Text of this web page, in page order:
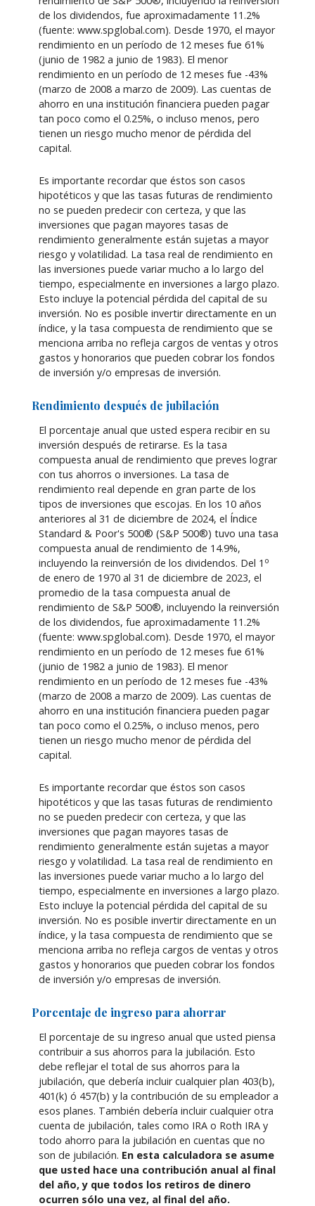
de los dividendos, fue aproximadamente 11.2%
(fuente: www.spglobal.com). Desde 1970, el mayor
rendimiento en un período de 12 meses fue 61%
(junio de 1982 a junio de 1983). El menor
rendimiento en un período de 12 meses fue -43%
(marzo de 2008 a marzo de 2009). Las cuentas de
ahorro en una institución financiera pueden pagar
tan poco como el 0.25%, o incluso menos, pero
tienen un riesgo mucho menor de pérdida del
capital.
Es importante recordar que éstos son casos
hipotéticos y que las tasas futuras de rendimiento
no se pueden predecir con certeza, y que las
inversiones que pagan mayores tasas de
rendimiento generalmente están sujetas a mayor
riesgo y volatilidad. La tasa real de rendimiento en
las inversiones puede variar mucho a lo largo del
tiempo, especialmente en inversiones a largo plazo.
Esto incluye la potencial pérdida del capital de su
inversión. No es posible invertir directamente en un
índice, y la tasa compuesta de rendimiento que se
menciona arriba no refleja cargos de ventas y otros
gastos y honorarios que pueden cobrar los fondos
de inversión y/o empresas de inversión.
Rendimiento después de jubilación
El porcentaje anual que usted espera recibir en su
inversión después de retirarse. Es la tasa
compuesta anual de rendimiento que preves lograr
con tus ahorros o inversiones. La tasa de
rendimiento real depende en gran parte de los
tipos de inversiones que escojas. En los 10 años
anteriores al 31 de diciembre de 2024, el Índice
Standard & Poor's 500® (S&P 500®) tuvo una tasa
compuesta anual de rendimiento de 14.9%,
incluyendo la reinversión de los dividendos. Del 1 o
de enero de 1970 al 31 de diciembre de 2023, el
promedio de la tasa compuesta anual de
rendimiento de S&P 500®, incluyendo la reinversión
de los dividendos, fue aproximadamente 11.2%
(fuente: www.spglobal.com). Desde 1970, el mayor
rendimiento en un período de 12 meses fue 61%
(junio de 1982 a junio de 1983). El menor
rendimiento en un período de 12 meses fue -43%
(marzo de 2008 a marzo de 2009). Las cuentas de
ahorro en una institución financiera pueden pagar
tan poco como el 0.25%, o incluso menos, pero
tienen un riesgo mucho menor de pérdida del
capital.
Es importante recordar que éstos son casos
hipotéticos y que las tasas futuras de rendimiento
no se pueden predecir con certeza, y que las
inversiones que pagan mayores tasas de
rendimiento generalmente están sujetas a mayor
riesgo y volatilidad. La tasa real de rendimiento en
las inversiones puede variar mucho a lo largo del
tiempo, especialmente en inversiones a largo plazo.
Esto incluye la potencial pérdida del capital de su
inversión. No es posible invertir directamente en un
índice, y la tasa compuesta de rendimiento que se
menciona arriba no refleja cargos de ventas y otros
gastos y honorarios que pueden cobrar los fondos
de inversión y/o empresas de inversión.
Porcentaje de ingreso para ahorrar
El porcentaje de su ingreso anual que usted piensa
contribuir a sus ahorros para la jubilación. Esto
debe reflejar el total de sus ahorros para la
jubilación, que debería incluir cualquier plan 403(b),
401(k) ó 457(b) y la contribución de su empleador a
esos planes. También debería incluir cualquier otra
cuenta de jubilación, tales como IRA o Roth IRA y
todo ahorro para la jubilación en cuentas que no
son de jubilación. En esta calculadora se asume
que usted hace una contribución anual al final
del año, y que todos los retiros de dinero
ocurren sólo una vez, al final del año.